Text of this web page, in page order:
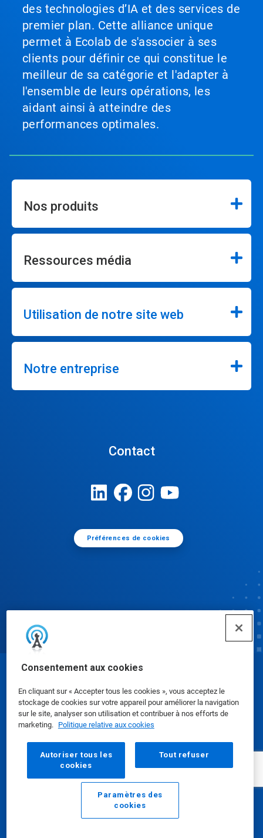
Consentement aux cookies
En cliquant sur « Accepter tous les cookies », vous acceptez le
stockage de cookies sur votre appareil pour améliorer la navigation
sur le site, analyser son utilisation et contribuer à nos efforts de
marketing. Politique relative aux cookies
Autoriser tous les
cookies
Tout refuser
Paramètres des
cookies
des technologies d’IA et des services de
premier plan. Cette alliance unique
permet à Ecolab de s'associer à ses
clients pour définir ce qui constitue le
meilleur de sa catégorie et l'adapter à
l'ensemble de leurs opérations, les
aidant ainsi à atteindre des
performances optimales.
Nos produits
Ressources média
Utilisation de notre site web
Notre entreprise
Contact
Préférences de cookies
E-mail Appelez
Fiches de données de sécurité|Politique de
confidentialité|conditions d'utilisation